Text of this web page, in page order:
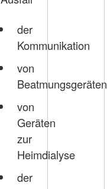
der
Kommunikation
von
Beatmungsgeräten
von
Geräten
zur
Heimdialyse
der